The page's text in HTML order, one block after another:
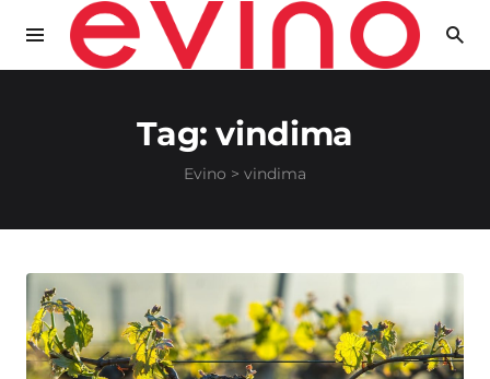
Tag:vindima
Evino > vindima